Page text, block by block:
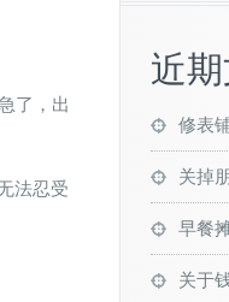
了，出
法忍受
近
修表
关掉
早餐
关于